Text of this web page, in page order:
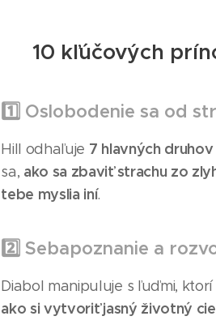
📌 10 kľúčových
1️⃣ Oslobodenie sa od
Hill odhaľuje 7 hlavných
sa, ako sa zbaviť strachu zo
tebe myslia iní.
2️⃣ Sebapoznanie a
Diabol manipuluje s ľuďmi,
ako si vytvoriť jasný životný